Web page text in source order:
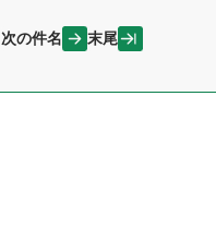
次の件名 末尾